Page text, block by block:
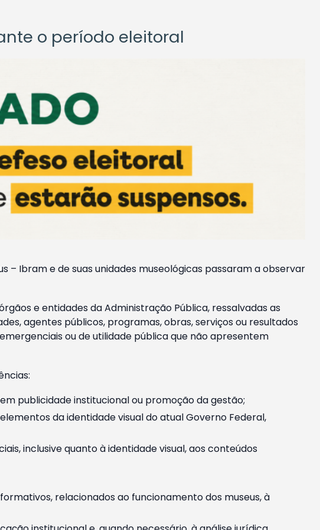
o período eleitoral
– Ibram e de suas unidades museológicas passaram a observar
e entidades da Administração Pública, ressalvadas as
agentes públicos, programas, obras, serviços ou resultados
ou de utilidade pública que não apresentem
publicidade institucional ou promoção da gestão;
da identidade visual do atual Governo Federal,
inclusive quanto à identidade visual, aos conteúdos
relacionados ao funcionamento dos museus, à